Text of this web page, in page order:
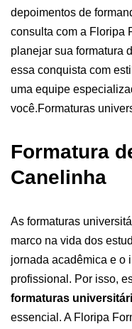
depoimentos de
consulta com a Floripa
planejar sua formatura
essa conquista com
uma equipe
você.Formaturas
Formatura
Canelinha
As formaturas
marco na vida dos
jornada acadêmica e o
profissional. Por isso,
formaturas
essencial. A Floripa